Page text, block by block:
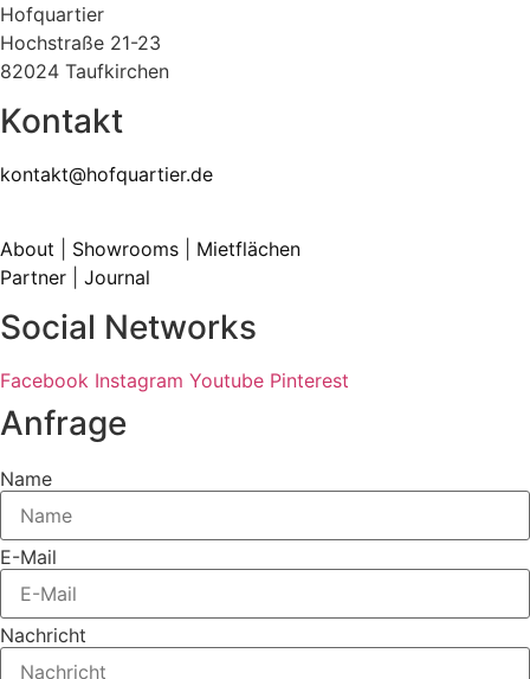
Hofquartier
Hochstraße 21-23
82024 Taufkirchen
Kontakt
kontakt@hofquartier.de
About Showrooms
Mietflächen
Partner
Journal
Social Networks
Facebook Instagram Youtube Pinterest
Anfrage
Name
E-Mail
Nachricht